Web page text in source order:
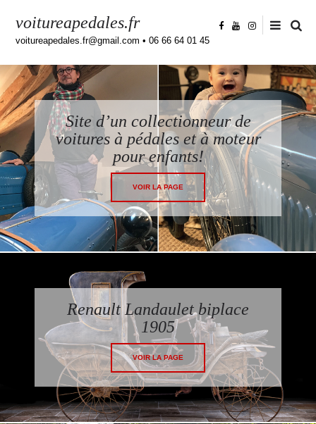
voitureapedales.fr
voitureapedales.fr@gmail.com • 06 66 64 01 45
Site d’un collectionneur de
voitures à pédales et à moteur
pour enfants!
VOIR LA PAGE
Renault Landaulet biplace
1905
VOIR LA PAGE